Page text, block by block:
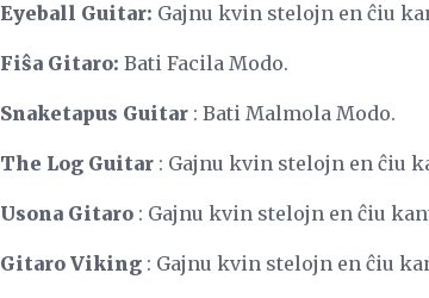
Eyeball Guitar: Gajnu kvin stelojn en ĉiu
Fiŝa Gitaro: Bati Facila Modo.
Snaketapus Guitar : Bati Malmola Modo.
The Log Guitar : Gajnu kvin stelojn en ĉiu
Usona Gitaro : Gajnu kvin stelojn en ĉiu
Gitaro Viking : Gajnu kvin stelojn en ĉiu